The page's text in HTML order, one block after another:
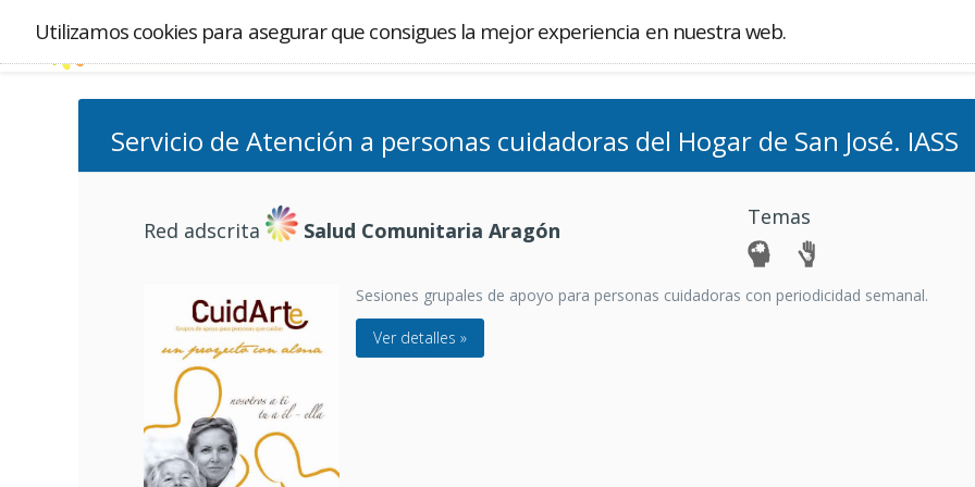
Utilizamos cookies para asegurar que consigues la mejor experiencia en nuestra web.
Servicio de Atención a personas cuidadoras del Hogar de San José. IASS
Red adscrita Salud Comunitaria Aragón
Temas
Sesiones grupales de apoyo para personas cuidadoras con periodicidad semanal.
Ver detalles »